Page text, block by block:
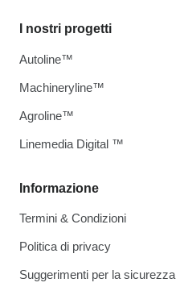
Informazione
Termini & Condizioni
Politica di privacy
Suggerimenti per la sicurezza
I nostri progetti
Autoline™
Machineryline™
Agroline™
Linemedia Digital ™